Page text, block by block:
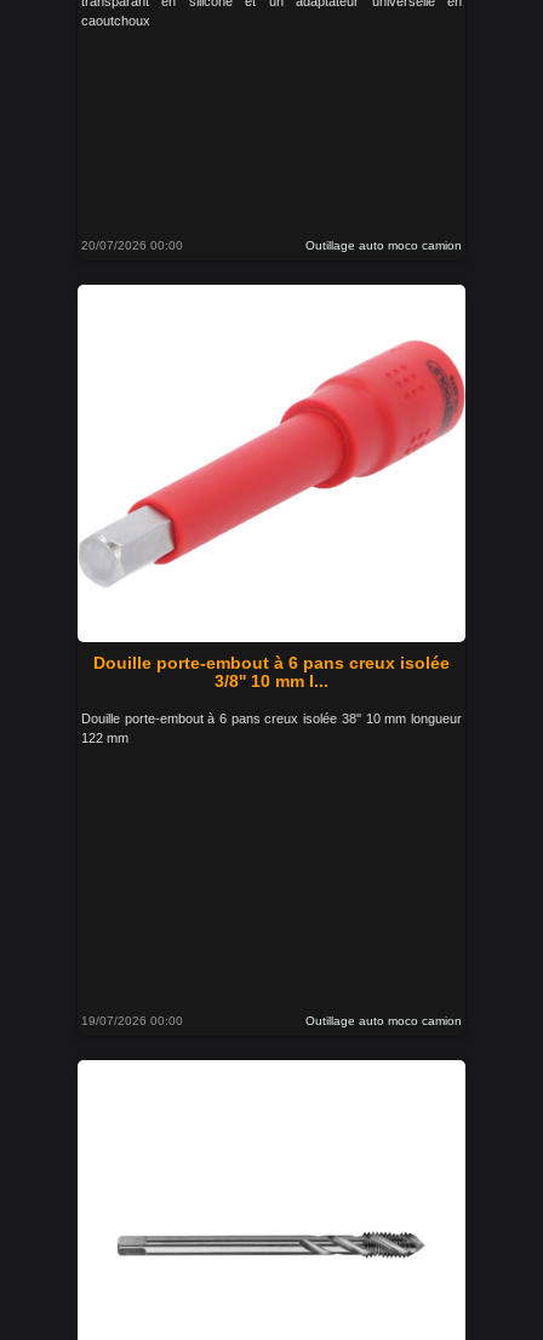
caoutchoux
20/07/2026 00:00 Outillage auto moco camion
Douille porte-embout à 6 pans creux isolée
3/8'' 10 mm l...
Douille porte-embout à 6 pans creux isolée 38'' 10 mm longueur
122 mm
19/07/2026 00:00 Outillage auto moco camion